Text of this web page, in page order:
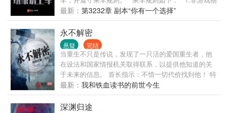
品请勿带上列车。（内衣裤除外）” “2.必须消费。（列
车工作人员均为无薪上岗）” “3.熄灯之后请勿开灯。
（艺高人胆大者除外）” “此外，列车鼓励偷袭、斗
殴、猎食等多种休闲方式，请玩家随意选择。” “祝您
旅途愉快。”
最新： 第3232章 副本“你有一个选择”
永不解密
悬疑 完结
当重生不只是传说，发现了一只活的爱国重生者，他
在设法和国家情报机关取得联系，以提供他知道的关
于未来的信息。 首长指示：不惜一切代价找到他！ 特
工密令：找到他，或者消灭他！ 一场关乎未来的间谍
暗战就此展开。 读者群1：；（欢迎入群） 微博文新
人风卷红旗
最新： 我和铁血读书的前世今生
深渊归途